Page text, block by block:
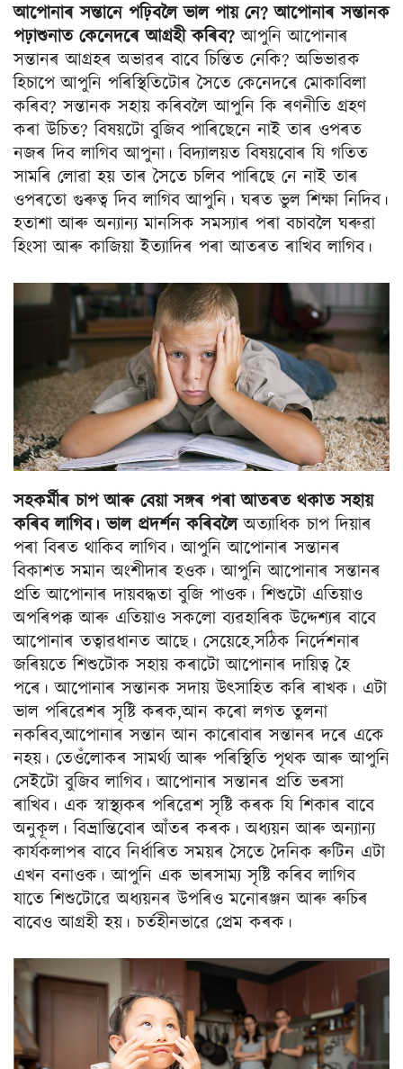
আপোনাৰ সন্তানে পঢ়িবলৈ ভাল পায় নে? আপোনাৰ সন্তানক
পঢ়াশুনাত কেনেদৰে আগ্ৰহী কৰিব?আপুনি আপোনাৰ
সন্তানৰ আগ্ৰহৰ অভাৱৰ বাবে চিন্তিত নেকি? অভিভাৱক
হিচাপে আপুনি পৰিস্থিতিটোৰ সৈতে কেনেদৰে মোকাবিলা
কৰিব? সন্তানক সহায় কৰিবলৈ আপুনি কি ৰণনীতি গ্ৰহণ
কৰা উচিত? বিষয়টো বুজিব পাৰিছেনে নাই তাৰ ওপৰত
নজৰ দিব লাগিব আপুনা। বিদ্যালয়ত বিষয়বোৰ যি গতিত
সামৰি লোৱা হয় তাৰ সৈতে চলিব পাৰিছে নে নাই তাৰ
ওপৰতো গুৰুত্ব দিব লাগিব আপুনি। ঘৰত ভুল শিক্ষা নিদিব।
হতাশা আৰু অন্যান্য মানসিক সমস্যাৰ পৰা বচাবলৈ ঘৰুৱা
হিংসা আৰু কাজিয়া ইত্যাদিৰ পৰা আতৰত ৰাখিব লাগিব।
সহকৰ্মীৰ চাপ আৰু বেয়া সঙ্গৰ পৰা আতৰত থকাত সহায়
কৰিব লাগিব। ভাল প্ৰদৰ্শন কৰিবলৈঅত্যাধিক চাপ দিয়াৰ
পৰা বিৰত থাকিব লাগিব। আপুনি আপোনাৰ সন্তানৰ
বিকাশত সমান অংশীদাৰ হওক। আপুনি আপোনাৰ সন্তানৰ
প্ৰতি আপোনাৰ দায়বদ্ধতা বুজি পাওক। শিশুটো এতিয়াও
অপৰিপক্ক আৰু এতিয়াও সকলো ব্যৱহাৰিক উদ্দেশ্যৰ বাবে
আপোনাৰ তত্বাৱধানত আছে। সেয়েহে,সঠিক নিৰ্দেশনাৰ
জৰিয়তে শিশুটোক সহায় কৰাটো আপোনাৰ দায়িত্ব হৈ
পৰে। আপোনাৰ সন্তানক সদায় উৎসাহিত কৰি ৰাখক। এটা
ভাল পৰিৱেশৰ সৃষ্টি কৰক,আন কৰো লগত তুলনা
নকৰিব,আপোনাৰ সন্তান আন কাৰোবাৰ সন্তানৰ দৰে একে
নহয়। তেওঁলোকৰ সামৰ্থ্য আৰু পৰিস্থিতি পৃথক আৰু আপুনি
সেইটো বুজিব লাগিব। আপোনাৰ সন্তানৰ প্ৰতি ভৰসা
ৰাখিব। এক স্বাস্থ্যকৰ পৰিৱেশ সৃষ্টি কৰক যি শিকাৰ বাবে
অনুকূল। বিভ্ৰান্তিবোৰ আঁতৰ কৰক। অধ্যয়ন আৰু অন্যান্য
কাৰ্যকলাপৰ বাবে নিৰ্ধাৰিত সময়ৰ সৈতে দৈনিক ৰুটিন এটা
এখন বনাওক। আপুনি এক ভাৰসাম্য সৃষ্টি কৰিব লাগিব
যাতে শিশুটোৱে অধ্যয়নৰ উপৰিও মনোৰঞ্জন আৰু ৰুচিৰ
বাবেও আগ্ৰহী হয়। চৰ্তহীনভাৱে প্ৰেম কৰক।